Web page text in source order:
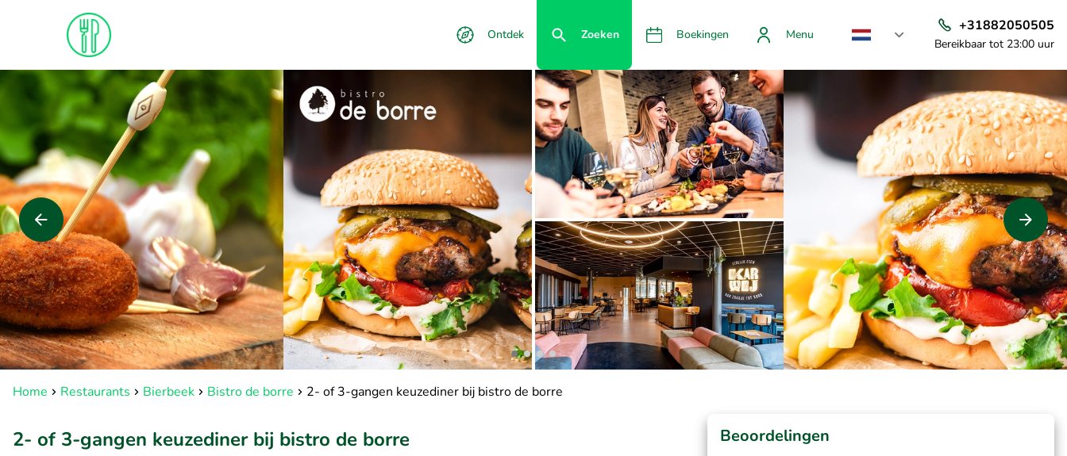
Ontdek Zoeken Boekingen Menu
+31882050505
Bereikbaar tot 23:00 uur
Home Restaurants Bierbeek Bistro de borre 2- of 3-gangen keuzediner bij bistro de borre
2- of 3-gangen keuzediner bij bistro de borre
Beoordelingen